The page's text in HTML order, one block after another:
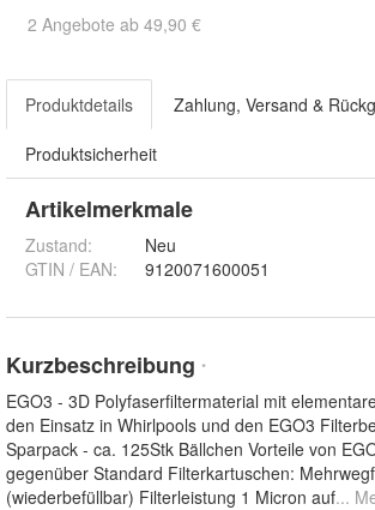
2 Angebote ab 49,90 €
Produktdetails Zahlung, Versand &
Produktsicherheit
Artikelmerkmale
Zustand:
Neu
GTIN / EAN:
9120071600051
Kurzbeschreibung *
EGO3 - 3D Polyfaserfiltermaterial mit
den Einsatz in Whirlpools und den EGO3
Sparpack - ca. 125Stk Bällchen Vorteile von
gegenüber Standard Filterkartuschen:
(wiederbefüllbar) Filterleistung 1 Micron auf...